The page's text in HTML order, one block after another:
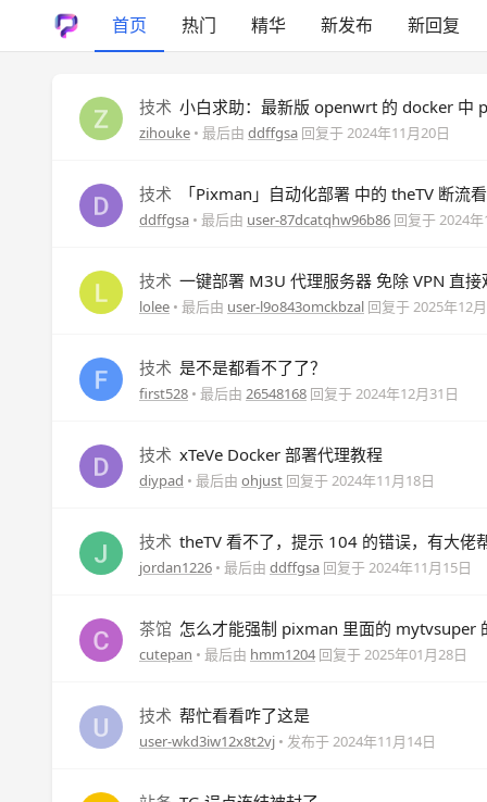
首页 热门 精华 新发布 新回复
技术 小白求助：最新版 openwrt 的 docker 中
zihouke • 最后由 ddffgsa 回复于2024年11月20日
技术 「Pixman」自动化部署 中的 theTV 断流
ddffgsa • 最后由 user-87dcatqhw96b86 回复于2024年
技术 一键部署 M3U 代理服务器 免除 VPN 直
lolee • 最后由 user-l9o843omckbzal 回复于2025年12
技术 是不是都看不了了？
first528 • 最后由 26548168 回复于2024年12月31日
技术 xTeVe Docker 部署代理教程
diypad • 最后由 ohjust 回复于2024年11月18日
技术 theTV 看不了，提示 104 的错误，有大佬
jordan1226 • 最后由 ddffgsa 回复于2024年11月15日
茶馆 怎么才能强制 pixman 里面的 mytvsuper
cutepan • 最后由 hmm1204 回复于2025年01月28日
技术 帮忙看看咋了这是
user-wkd3iw12x8t2vj • 发布于2024年11月14日